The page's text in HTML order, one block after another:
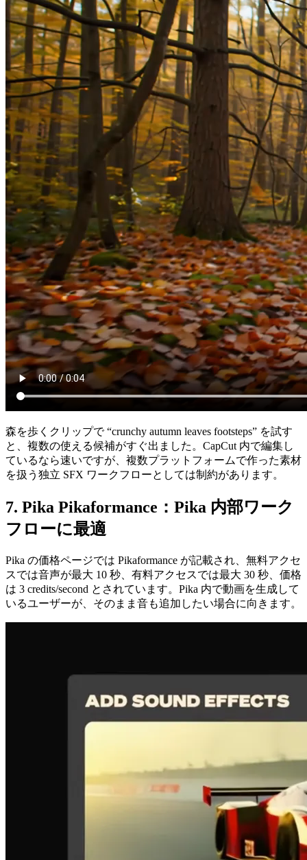
森を歩くクリップで “crunchy autumn leaves footsteps” を試す
と、複数の使える候補がすぐ出ました。CapCut 内で編集し
ているなら速いですが、複数プラットフォームで作った素材
を扱う独立 SFX ワークフローとしては制約があります。
7. Pika Pikaformance：Pika 内部ワーク
フローに最適
Pika の価格ページでは Pikaformance が記載され、無料アクセ
スでは音声が最大 10 秒、有料アクセスでは最大 30 秒、価格
は 3 credits/second とされています。Pika 内で動画を生成して
いるユーザーが、そのまま音も追加したい場合に向きます。